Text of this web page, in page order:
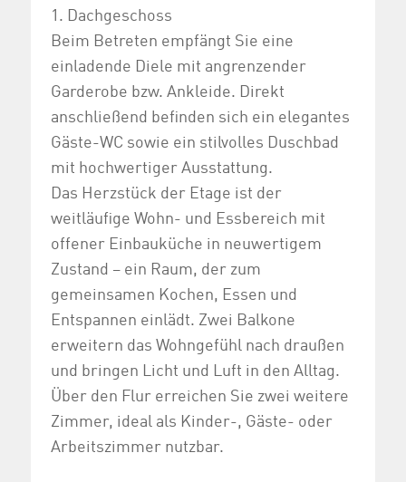
1. Dachgeschoss
Beim Betreten empfängt Sie eine
einladende Diele mit angrenzender
Garderobe bzw. Ankleide. Direkt
anschließend befinden sich ein elegantes
Gäste-WC sowie ein stilvolles Duschbad
mit hochwertiger Ausstattung.
Das Herzstück der Etage ist der
weitläufige Wohn- und Essbereich mit
offener Einbauküche in neuwertigem
Zustand – ein Raum, der zum
gemeinsamen Kochen, Essen und
Entspannen einlädt. Zwei Balkone
erweitern das Wohngefühl nach draußen
und bringen Licht und Luft in den Alltag.
Über den Flur erreichen Sie zwei weitere
Zimmer, ideal als Kinder-, Gäste- oder
Arbeitszimmer nutzbar.